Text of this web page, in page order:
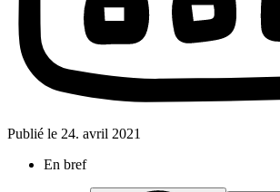
Publié le 24. avril 2021
En bref